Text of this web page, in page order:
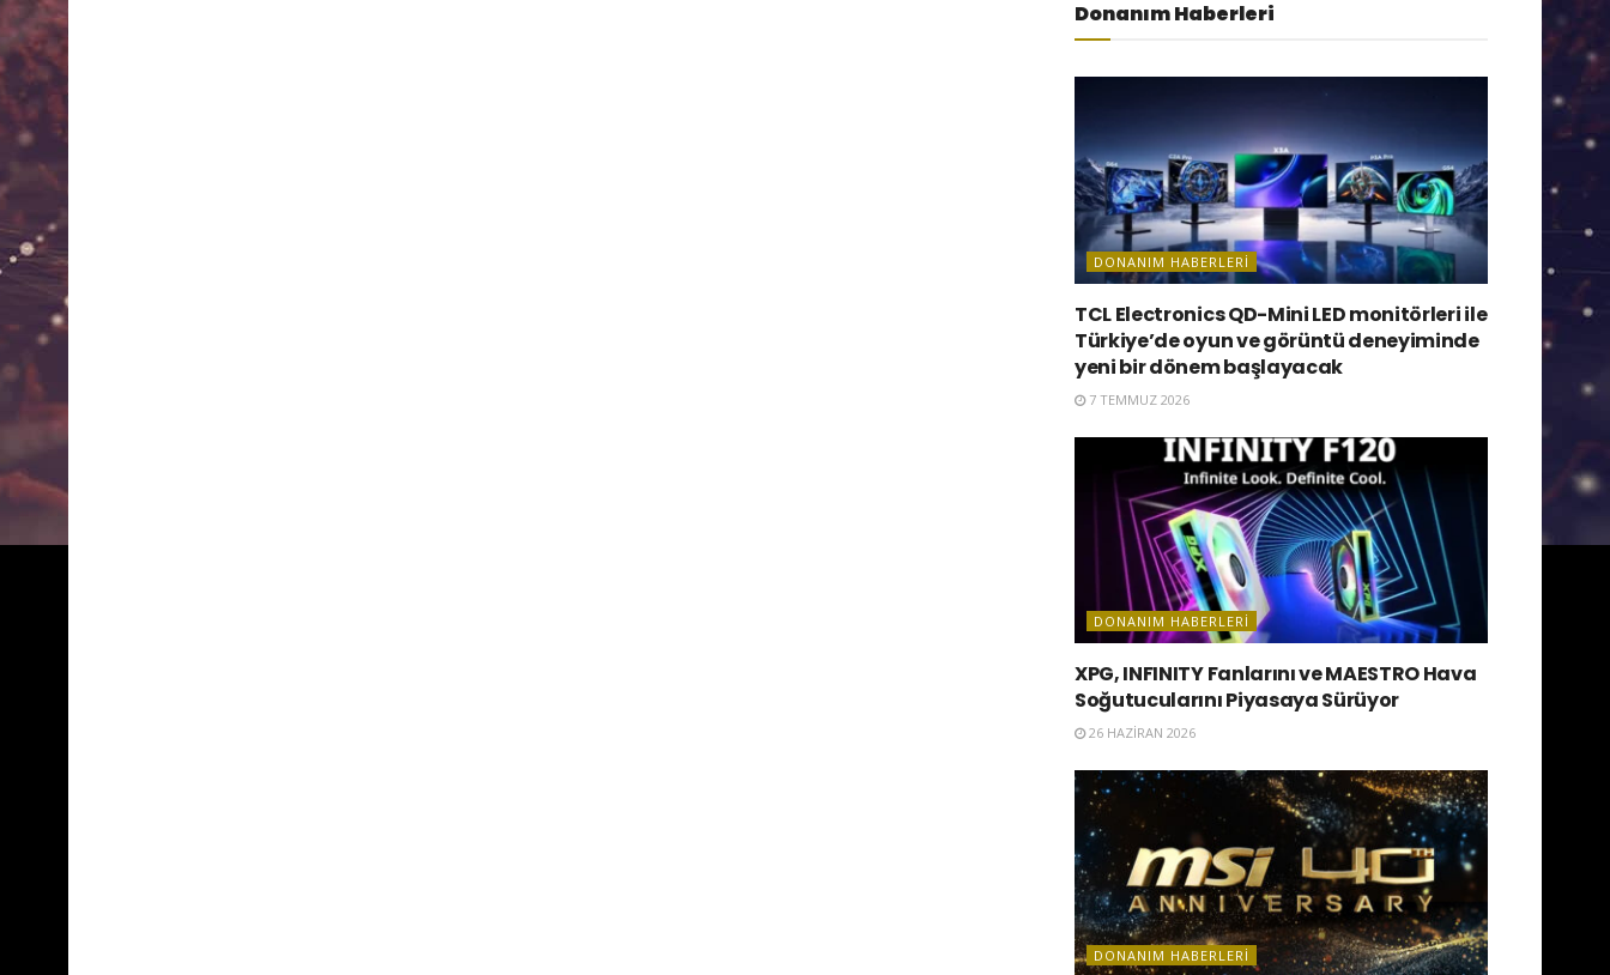
Donanım Haberleri
DONANIM HABERLERI
TCL Electronics QD-Mini LED monitörleri ile
Türkiye’de oyun ve görüntü deneyiminde
yeni bir dönem başlayacak
7 TEMMUZ 2026
DONANIM HABERLERI
XPG, INFINITY Fanlarını ve MAESTRO Hava
Soğutucularını Piyasaya Sürüyor
26 HAZIRAN 2026
DONANIM HABERLERI